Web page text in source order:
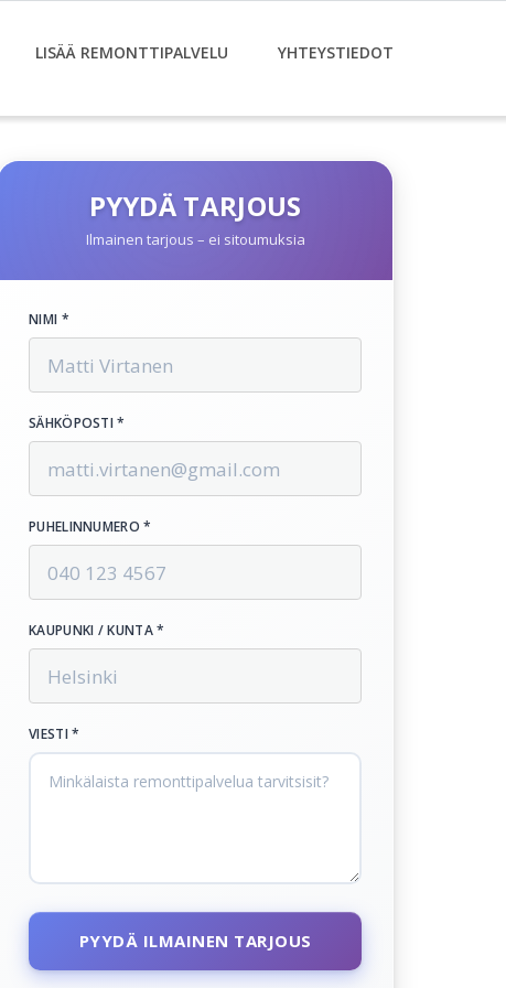
LISÄÄ REMONTTIPALVELU YHTEYSTIEDOT
PYYDÄ TARJOUS
Ilmainen tarjous – ei sitoumuksia
NIMI *
SÄHKÖPOSTI *
PUHELINNUMERO *
KAUPUNKI / KUNTA *
VIESTI *
PYYDÄ ILMAINEN TARJOUS